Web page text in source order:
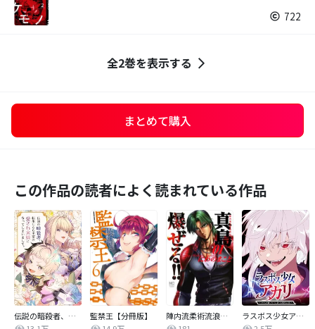
722
全2巻を表示する
まとめて購入
この作品の読者によく読まれている作品
伝説の暗殺者、転生したら王家の愛され末娘になってしまいまして。【タテヨミ】
監禁王【分冊版】
陣内流柔術流浪伝 真島、爆ぜる！！
ラスボス少女アカリ～ワタシより強いやつに会いに現代に行く～【タテヨミ】